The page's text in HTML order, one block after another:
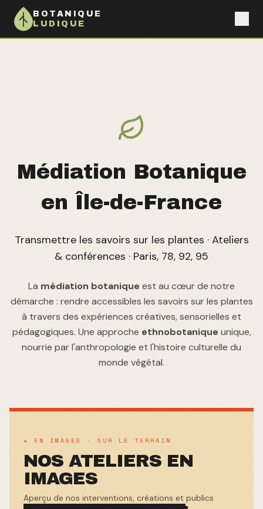
BOTANIQUE
LUDIQUE
Médiation Botanique
en Île-de-France
Transmettre les savoirs sur les plantes · Ateliers
& conférences · Paris, 78, 92, 95
La médiation botanique est au cœur de notre
démarche : rendre accessibles les savoirs sur les plantes
à travers des expériences créatives, sensorielles et
pédagogiques. Une approche ethnobotanique unique,
nourrie par l'anthropologie et l'histoire culturelle du
monde végétal.
★ EN IMAGES · SUR LE TERRAIN
NOS ATELIERS EN
IMAGES
Aperçu de nos interventions, créations et publics